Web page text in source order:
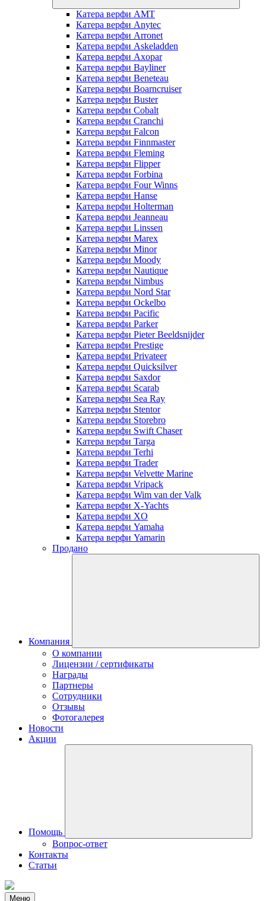
Катера верфи AMT
Катера верфи Anytec
Катера верфи Arronet
Катера верфи Askeladden
Катера верфи Axopar
Катера верфи Bayliner
Катера верфи Beneteau
Катера верфи Boarncruiser
Катера верфи Buster
Катера верфи Cobalt
Катера верфи Cranchi
Катера верфи Falcon
Катера верфи Finnmaster
Катера верфи Fleming
Катера верфи Flipper
Катера верфи Forbina
Катера верфи Four Winns
Катера верфи Hanse
Катера верфи Holterman
Катера верфи Jeanneau
Катера верфи Linssen
Катера верфи Marex
Катера верфи Minor
Катера верфи Moody
Катера верфи Nautique
Катера верфи Nimbus
Катера верфи Nord Star
Катера верфи Ockelbo
Катера верфи Pacific
Катера верфи Parker
Катера верфи Pieter Beeldsnijder
Катера верфи Prestige
Катера верфи Privateer
Катера верфи Quicksilver
Катера верфи Saxdor
Катера верфи Scarab
Катера верфи Sea Ray
Катера верфи Stentor
Катера верфи Storebro
Катера верфи Swift Chaser
Катера верфи Targa
Катера верфи Terhi
Катера верфи Trader
Катера верфи Velvette Marine
Катера верфи Vripack
Катера верфи Wim van der Valk
Катера верфи X-Yachts
Катера верфи XO
Катера верфи Yamaha
Катера верфи Yamarin
Продано
Компания
О компании
Лицензии / сертификаты
Награды
Партнеры
Сотрудники
Отзывы
Фотогалерея
Новости
Акции
Помощь
Вопрос-ответ
Контакты
Статьи
Меню